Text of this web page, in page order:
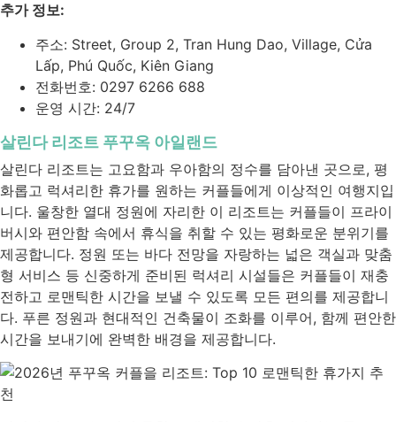
추가 정보:
주소: Street, Group 2, Tran Hung Dao, Village, Cửa
Lấp, Phú Quốc, Kiên Giang
전화번호: 0297 6266 688
운영 시간: 24/7
살린다 리조트 푸꾸옥 아일랜드
살린다 리조트는 고요함과 우아함의 정수를 담아낸 곳으로, 평
화롭고 럭셔리한 휴가를 원하는 커플들에게 이상적인 여행지입
니다. 울창한 열대 정원에 자리한 이 리조트는 커플들이 프라이
버시와 편안함 속에서 휴식을 취할 수 있는 평화로운 분위기를
제공합니다. 정원 또는 바다 전망을 자랑하는 넓은 객실과 맞춤
형 서비스 등 신중하게 준비된 럭셔리 시설들은 커플들이 재충
전하고 로맨틱한 시간을 보낼 수 있도록 모든 편의를 제공합니
다. 푸른 정원과 현대적인 건축물이 조화를 이루어, 함께 편안한
시간을 보내기에 완벽한 배경을 제공합니다.